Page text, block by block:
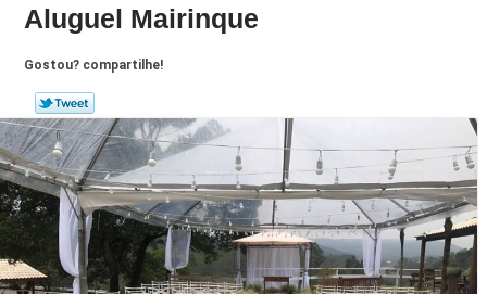
Aluguel Mairinque
Gostou? compartilhe!